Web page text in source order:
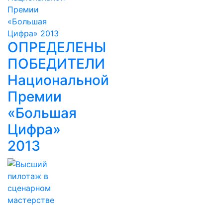
ОПРЕДЕЛЕНЫ
ПОБЕДИТЕЛИ
Национальной
Премии
«Большая
Цифра»
2013